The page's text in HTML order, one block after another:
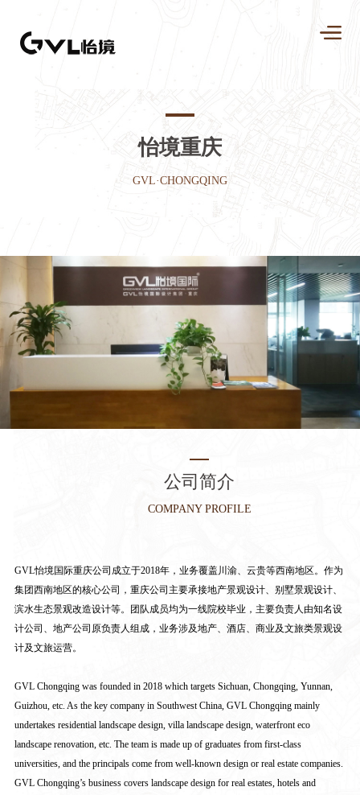
怡境重庆
GVL·CHONGQING
公司简介
COMPANY PROFILE
GVL怡境国际重庆公司成立于2018年，业务覆盖川渝、云贵等西南地区。作为
集团西南地区的核心公司，重庆公司主要承接地产景观设计、别墅景观设计、
滨水生态景观改造设计等。团队成员均为一线院校毕业，主要负责人由知名设
计公司、地产公司原负责人组成，业务涉及地产、酒店、商业及文旅类景观设
计及文旅运营。
GVL Chongqing was founded in 2018 which targets Sichuan, Chongqing, Yunnan,
Guizhou, etc. As the key company in Southwest China, GVL Chongqing mainly
undertakes residential landscape design, villa landscape design, waterfront eco
landscape renovation, etc. The team is made up of graduates from first-class
universities, and the principals come from well-known design or real estate companies.
GVL Chongqing’s business covers landscape design for real estates, hotels and